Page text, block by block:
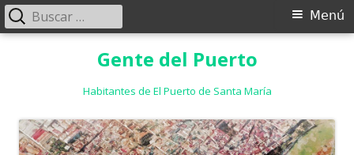
Gente del Puerto
Habitantes de El Puerto de Santa María
Menú
Menú
Buscar: